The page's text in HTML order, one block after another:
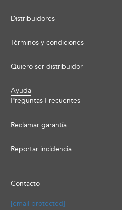
Distribuidores
Términos y condiciones
Quiero ser distribuidor
Ayuda
Preguntas Frecuentes
Reclamar garantía
Reportar incidencia
Contacto
[email protected]